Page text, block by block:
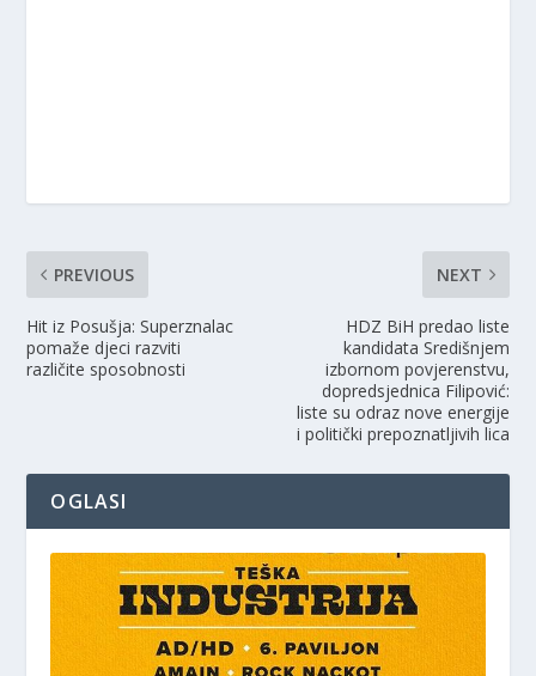
PREVIOUS
Hit iz Posušja: Superznalac
pomaže djeci razviti
različite sposobnosti
NEXT
HDZ BiH predao liste
kandidata Središnjem
izbornom povjerenstvu,
dopredsjednica Filipović:
liste su odraz nove energije
i politički prepoznatljivih lica
OGLASI